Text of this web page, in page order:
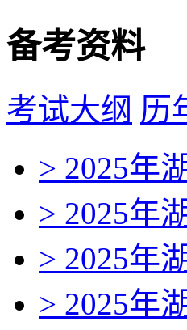
备考资料
考试大纲 历
> 2025年
> 2025年
> 2025年
> 2025年